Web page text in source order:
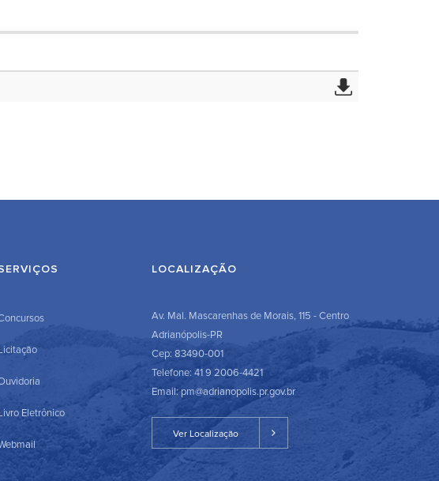
Eletrônico
LOCALIZAÇÃO
Av. Mal. Mascarenhas de Morais, 115 - Centro
Adrianópolis-PR
Cep: 83490-001
Telefone: 41 9 2006-4421
Email: pm@adrianopolis.pr.gov.br
Ver Localização